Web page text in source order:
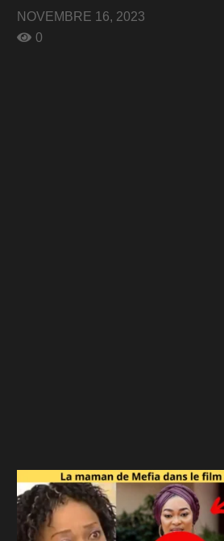
NOVEMBRE 16, 2023
0